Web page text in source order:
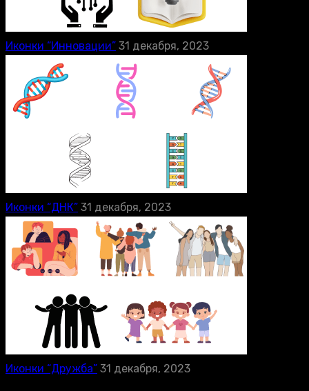
Иконки “Инновации” 31 декабря, 2023
Иконки “ДНК” 31 декабря, 2023
Иконки “Дружба” 31 декабря, 2023